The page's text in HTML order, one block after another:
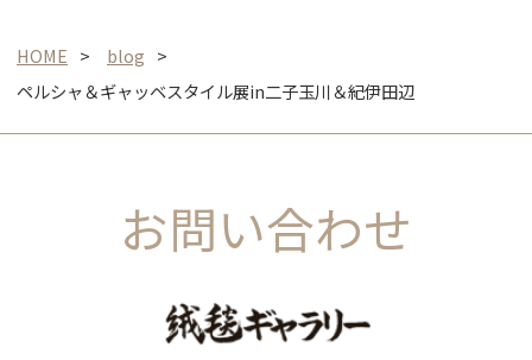
HOME
blog
ペルシャ＆ギャッベスタイル展in二子玉川＆紀伊田辺
お問い合わせ